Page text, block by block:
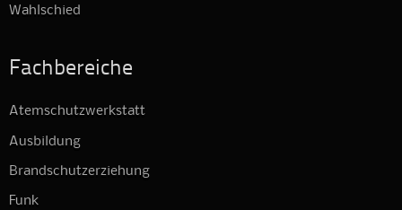
Wahlschied
Fachbereiche
Atemschutzwerkstatt
Ausbildung
Brandschutzerziehung
Funk